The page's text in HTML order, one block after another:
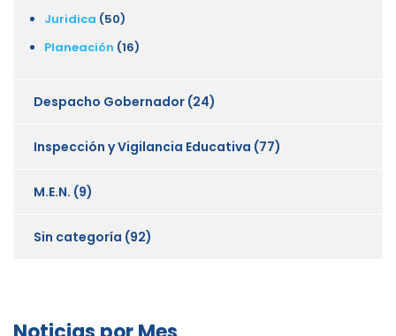
Juridica (50)
Planeación (16)
Despacho Gobernador (24)
Inspección y Vigilancia Educativa (77)
M.E.N. (9)
Sin categoría (92)